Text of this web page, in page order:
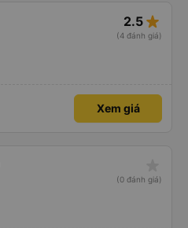
2.5 star_rate
(4 đánh giá)
Xem giá
(0 đánh giá)